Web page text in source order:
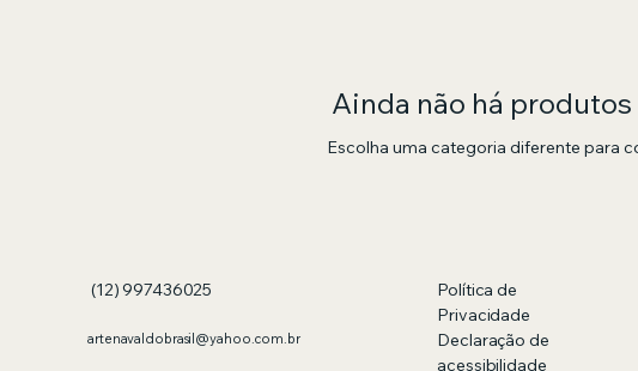
Ainda não há
Escolha uma categoria diferente para
(12) 997436025
artenavaldobrasil@yahoo.com.br
Política de
Privacidade
Declaração de
acessibilidade